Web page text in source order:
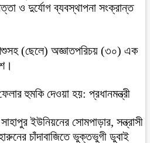
ও দুর্যোগ ব্যবস্থাপনা সংক্রান্ত
(ছেলে) অজ্ঞাতপরিচয় (৩০) এক
হুমকি দেওয়া হয়: প্রধানমন্ত্রী
ইউনিয়নের সোমপাড়ার, সন্ত্রাসী
চাঁদাবাজিতে ভুক্তভুগী ডুবাই